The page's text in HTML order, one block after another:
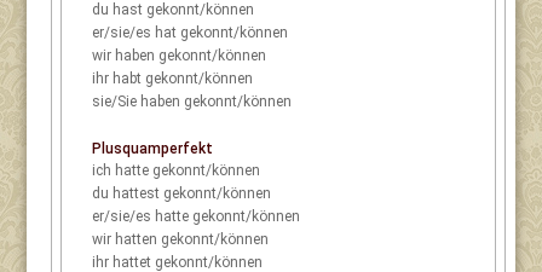
du hast gekonnt/können
er/sie/es hat gekonnt/können
wir haben gekonnt/können
ihr habt gekonnt/können
sie/Sie haben gekonnt/können
Plusquamperfekt
ich hatte gekonnt/können
du hattest gekonnt/können
er/sie/es hatte gekonnt/können
wir hatten gekonnt/können
ihr hattet gekonnt/können